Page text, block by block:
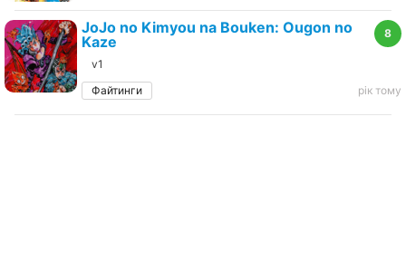
8
JoJo no Kimyou na Bouken: Ougon no
Kaze
v1
Файтинги
рік тому